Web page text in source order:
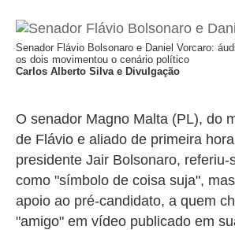
Senador Flávio Bolsonaro e Daniel Vorcaro:
os dois movimentou o cenário político
Carlos Alberto Silva e Divulgação
O senador Magno Malta (PL), do
de Flávio e aliado de primeira
presidente Jair Bolsonaro, referiu-
como "símbolo de coisa suja",
apoio ao pré-candidato, a quem
"amigo" em vídeo publicado em